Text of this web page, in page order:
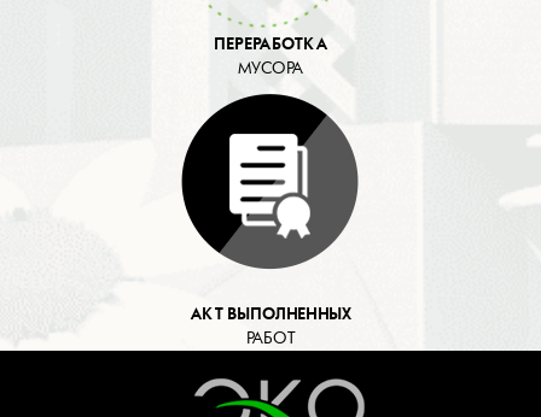
ПЕРЕРАБОТКА
МУСОРА
АКТ ВЫПОЛНЕННЫХ
РАБОТ